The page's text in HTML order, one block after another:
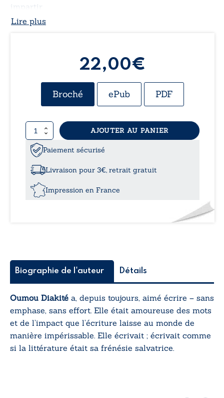
impartir.
Lire plus
22,00€
Broché ePub PDF
quantité
de
Journal
impersonnel
AJOUTER AU PANIER
Paiement sécurisé
Livraison pour 3€, retrait gratuit
Impression en France
Biographie de l'auteur Détails
Oumou Diakité a, depuis toujours, aimé écrire – sans
emphase, sans effort. Elle était amoureuse des mots
et de l’impact que l’écriture laisse au monde de
manière impérissable. Elle écrivait ; écrivait comme
si la littérature était sa frénésie salvatrice.